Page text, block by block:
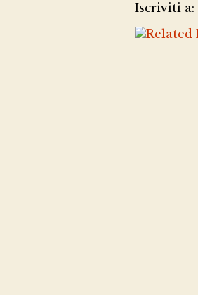
Iscriviti a: